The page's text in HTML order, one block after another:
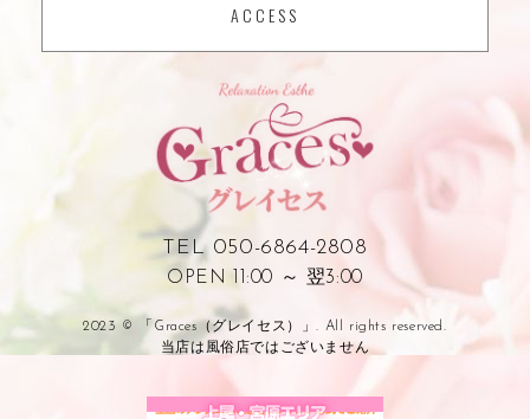
ACCESS
TEL 050-6864-2808
OPEN 11:00 ～ 翌3:00
2023 © 「Graces（グレイセス）」. All rights reserved.
当店は風俗店ではございません